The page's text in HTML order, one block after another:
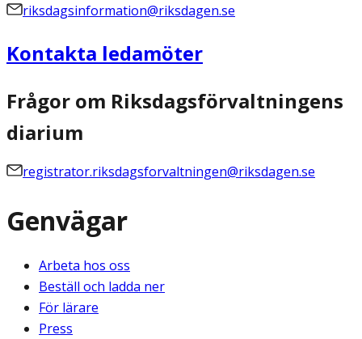
riksdagsinformation@riksdagen.se
Kontakta ledamöter
Frågor om Riksdagsförvaltningens
diarium
registrator.riksdagsforvaltningen@riksdagen.se
Genvägar
Arbeta hos oss
Beställ och ladda ner
För lärare
Press